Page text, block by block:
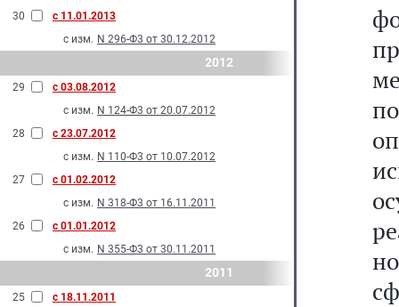
30
с 11.01.2013
с изм. N 296-Ф3 от 30.12.2012
2012
29
с 03.08.2012
с изм. N 124-Ф3 от 20.07.2012
28
с 23.07.2012
с изм. N 110-Ф3 от 10.07.2012
27
с 01.02.2012
с изм. N 318-Ф3 от 16.11.2011
26
с 01.01.2012
с изм. N 355-Ф3 от 30.11.2011
2011
25
с 18.11.2011